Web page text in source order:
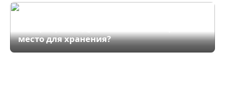
место для хранения?